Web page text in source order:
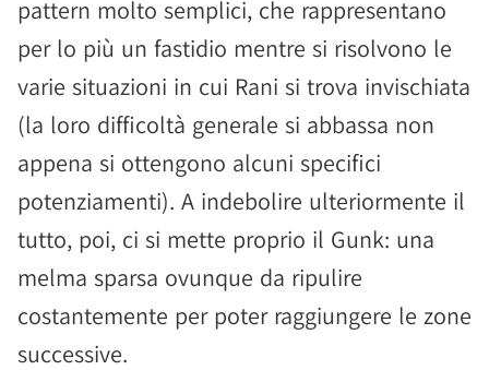
pattern molto semplici, che rappresentano
per lo più un fastidio mentre si risolvono le
varie situazioni in cui Rani si trova invischiata
(la loro difficoltà generale si abbassa non
appena si ottengono alcuni specifici
potenziamenti). A indebolire ulteriormente il
tutto, poi, ci si mette proprio il Gunk: una
melma sparsa ovunque da ripulire
costantemente per poter raggiungere le zone
successive.